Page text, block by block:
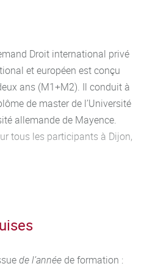
Droit international privé
et européen est conçu
ans (M1+M2). Il conduit à
de master de l’Université
allemande de Mayence.
tous les participants à Dijon,
juriste Franco-Allemand est
la langue allemande et par
fondamentales du droit privé
cours des années de
de l’année de formation :